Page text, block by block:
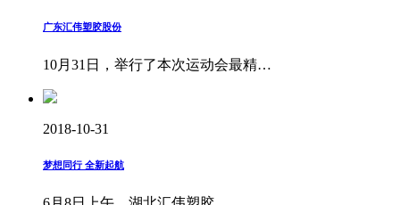
广东汇伟塑胶股份
10月31日，举行了本次运动会最精…
2018-10-31
梦想同行 全新起航